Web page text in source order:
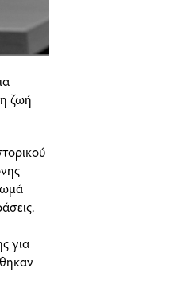
ζωή
για